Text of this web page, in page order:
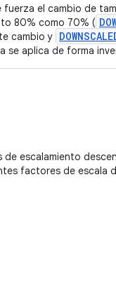
el cambio de
80% como 70% (
cambio y
se aplica de forma
escalamiento
factores de escala